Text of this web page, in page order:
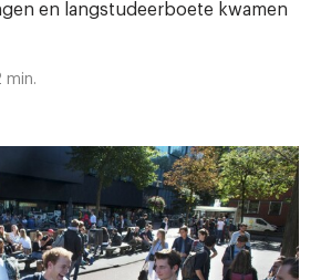
en langstudeerboete kwamen
min.